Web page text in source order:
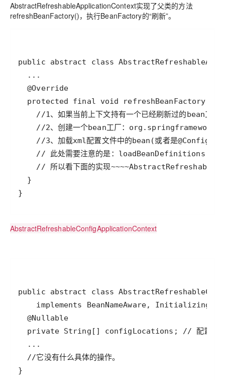
AbstractRefreshableApplicationContext实现了父类的方法
refreshBeanFactory()，执行BeanFactory的“刷新”。
AbstractRefreshableConfigApplicationContext